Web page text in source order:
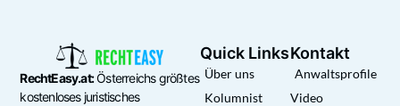
RechtEasy.at:Österreichs größtes
kostenloses juristisches
Quick Links
Über uns
Kolumnist
Kontakt
Anwaltsprofile
Video